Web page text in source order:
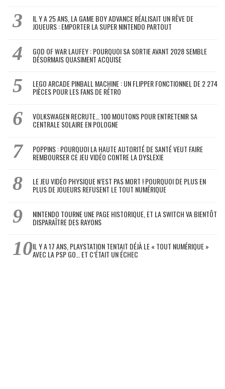
IL Y A 25 ANS, LA GAME BOY ADVANCE RÉALISAIT UN RÊVE DE
JOUEURS : EMPORTER LA SUPER NINTENDO PARTOUT
GOD OF WAR LAUFEY : POURQUOI SA SORTIE AVANT 2028 SEMBLE
DÉSORMAIS QUASIMENT ACQUISE
LEGO ARCADE PINBALL MACHINE : UN FLIPPER FONCTIONNEL DE 2 274
PIÈCES POUR LES FANS DE RÉTRO
VOLKSWAGEN RECRUTE… 100 MOUTONS POUR ENTRETENIR SA
CENTRALE SOLAIRE EN POLOGNE
POPPINS : POURQUOI LA HAUTE AUTORITÉ DE SANTÉ VEUT FAIRE
REMBOURSER CE JEU VIDÉO CONTRE LA DYSLEXIE
LE JEU VIDÉO PHYSIQUE N’EST PAS MORT ! POURQUOI DE PLUS EN
PLUS DE JOUEURS REFUSENT LE TOUT NUMÉRIQUE
NINTENDO TOURNE UNE PAGE HISTORIQUE, ET LA SWITCH VA BIENTÔT
DISPARAÎTRE DES RAYONS
IL Y A 17 ANS, PLAYSTATION TENTAIT DÉJÀ LE « TOUT NUMÉRIQUE »
AVEC LA PSP GO… ET C’ÉTAIT UN ÉCHEC